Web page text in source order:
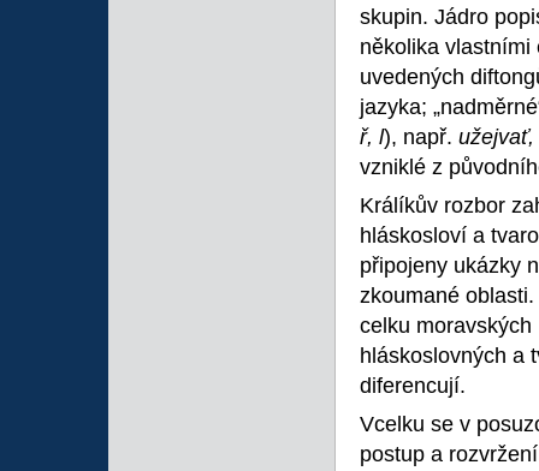
skupin. Jádro
několika vlastními
uvedených
jazyka;
ř, l), např.
vzniklé z
Králíkův rozbor
hláskosloví a
připojeny ukázky
zkoumané
celku
hláskoslovných a
diferencují.
Vcelku se v
postup a